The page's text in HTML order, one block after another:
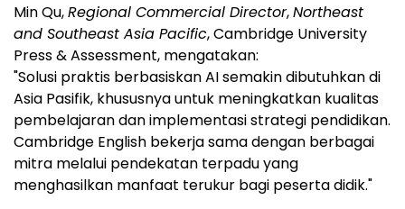
Min Qu,Regional Commercial Director,Northeast
and Southeast Asia Pacific, Cambridge University
Press & Assessment, mengatakan:
"Solusi praktis berbasiskan AI semakin dibutuhkan di
Asia Pasifik, khususnya untuk meningkatkan kualitas
pembelajaran dan implementasi strategi pendidikan.
Cambridge English bekerja sama dengan berbagai
mitra melalui pendekatan terpadu yang
menghasilkan manfaat terukur bagi peserta didik."